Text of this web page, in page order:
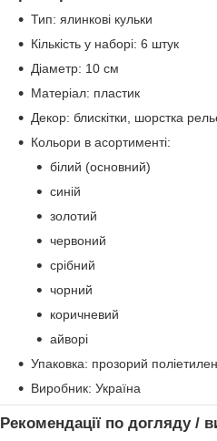
Тип: ялинкові кульки
Кількість у наборі: 6 штук
Діаметр: 10 см
Матеріал: пластик
Декор: блискітки, шорстка
Кольори в асортименті:
білий (основний)
синій
золотий
червоний
срібний
чорний
коричневий
айворі
Упаковка: прозорий
Виробник: Україна
Рекомендації по догляду /